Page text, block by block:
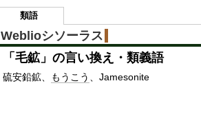
%
類語
Weblioシソーラス
「 毛鉱」の言い換え・類義語
硫安鉛鉱 もうこう Jamesonite